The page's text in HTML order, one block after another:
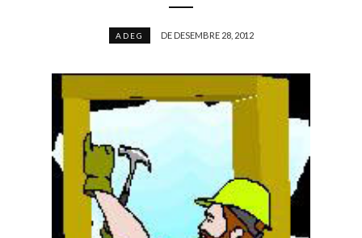
ADEG DE DESEMBRE 28, 2012